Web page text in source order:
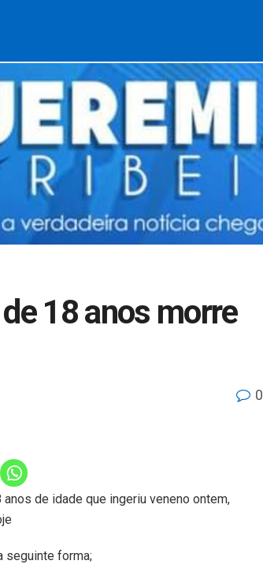
18 anos morre
0
de idade que ingeriu veneno ontem,
seguinte forma;